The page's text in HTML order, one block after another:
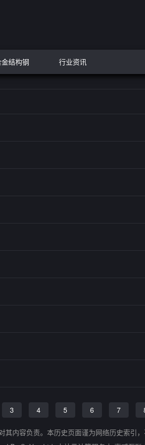
结构钢 行业资讯
3 4 5 6 7
内容负责。本历史页面谨为网络历史索引，